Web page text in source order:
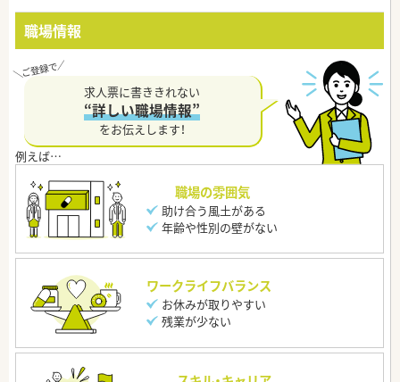
職場情報
求人票に書ききれない
“詳しい職場情報”
をお伝えします！
職場の雰囲気
助け合う風土がある
年齢や性別の壁がない
ワークライフバランス
お休みが取りやすい
残業が少ない